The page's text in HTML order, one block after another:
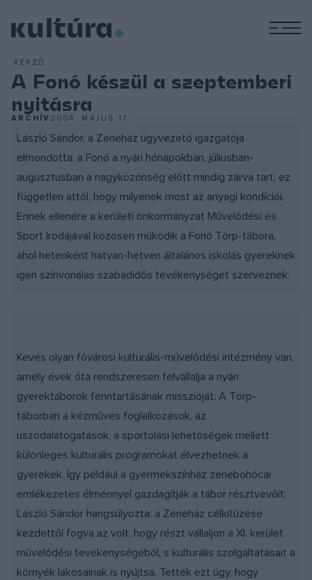
KÉPZŐ
A Fonó készül a szeptemberi
nyitásra
ARCHÍV2004. MÁJUS 17.
László Sándor, a Zeneház ügyvezető igazgatója
elmondotta: a Fonó a nyári hónapokban, júliusban-
augusztusban a nagyközönség előtt mindig zárva tart, ez
független attól, hogy milyenek most az anyagi kondíciói.
Ennek ellenére a kerületi önkormányzat Művelődési és
Sport Irodájával közösen működik a Fonó Törp-tábora,
ahol hetenként hatvan-hetven általános iskolás gyereknek
igen színvonalas szabadidős tevékenységet szerveznek.
Kevés olyan fővárosi kulturális-művelődési intézmény van,
amely évek óta rendszeresen felvállalja a nyári
gyerektáborok fenntartásának misszióját. A Törp-
táborban a kézműves foglalkozások, az
uszodalátogatások, a sportolási lehetőségek mellett
különleges kulturális programokat élvezhetnek a
gyerekek. Így például a gyermekszínház zenebohócai
emlékezetes élménnyel gazdagítják a tábor résztvevőit.
László Sándor hangsúlyozta: a Zeneház célkitűzése
kezdettől fogva az volt, hogy részt vállaljon a XI. kerület
művelődési tevékenységéből, s kulturális szolgáltatásait a
környék lakosainak is nyújtsa. Tették ezt úgy, hogy